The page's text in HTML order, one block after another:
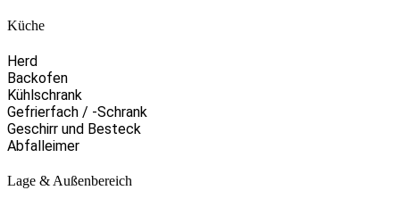
Küche
Herd
Backofen
Kühlschrank
Gefrierfach / -Schrank
Geschirr und Besteck
Abfalleimer
Lage & Außenbereich